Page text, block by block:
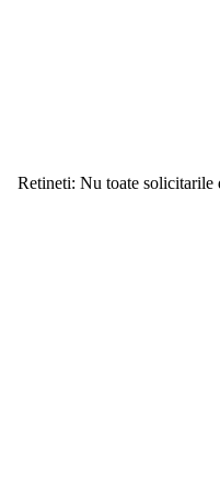
Retineti: Nu toate solicitarile